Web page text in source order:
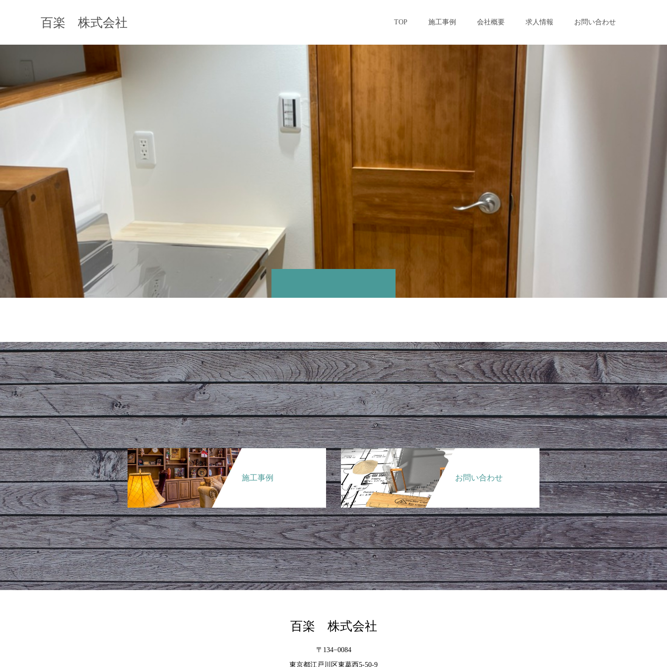
百楽 株式会社 TOP 施工事例 会社概要 求人情報 お問い合わせ
施工事例 お問い合わせ
百楽 株式会社
〒134−0084
東京都江戸川区東葛西5-50-9